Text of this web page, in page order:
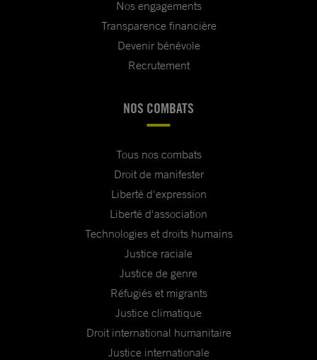
Nos engagements
Transparence financière
Devenir bénévole
Recrutement
NOS COMBATS
Tous nos combats
Droit de manifester
Liberté d'expression
Liberté d'association
Technologies et droits humains
Justice raciale
Justice de genre
Réfugiés et migrants
Justice climatique
Droit international humanitaire
Justice internationale